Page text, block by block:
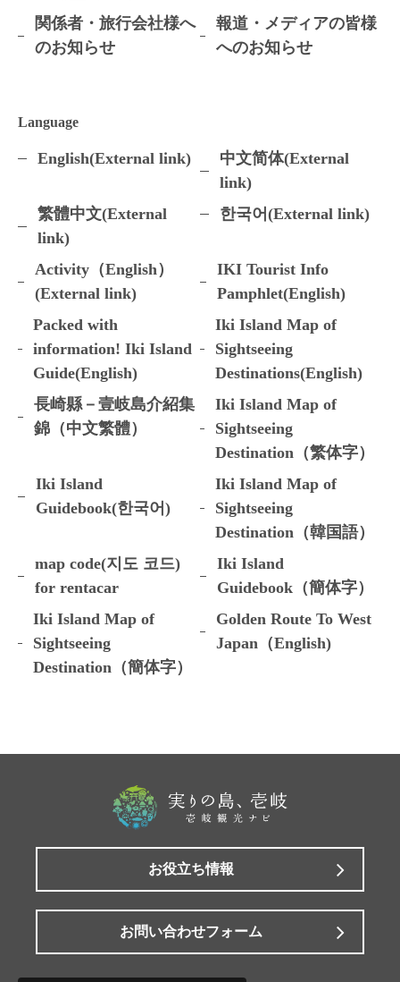
関係者・旅行会社様へ
のお知らせ
報道・メディアの皆様
へのお知らせ
Language
English(External link)
中文简体(External
link)
繁體中文(External
link)
한국어(External link)
Activity（English）
(External link)
IKI Tourist Info
Pamphlet(English)
Packed with
information! Iki Island
Guide(English)
Iki Island Map of
Sightseeing
Destinations(English)
長崎縣－壹岐島介紹集
錦（中文繁體）
Iki Island Map of
Sightseeing
Destination（繁体字）
Iki Island
Guidebook(한국어)
Iki Island Map of
Sightseeing
Destination（韓国語）
map code(지도 코드)
for rentacar
Iki Island
Guidebook（簡体字）
Iki Island Map of
Sightseeing
Destination（簡体字）
Golden Route To West
Japan（English)
お役立ち情報
お問い合わせフォーム